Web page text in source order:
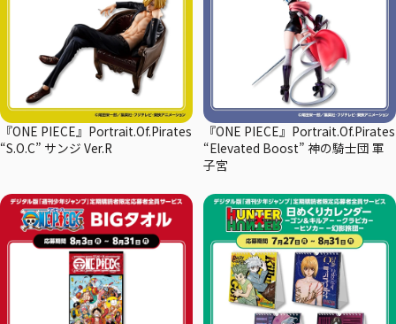
『ONE PIECE』Portrait.Of.Pirates
“S.O.C” サンジ Ver.R
『ONE PIECE』Portrait.Of.Pirates
“Elevated Boost” 神の騎士団 軍
子宮